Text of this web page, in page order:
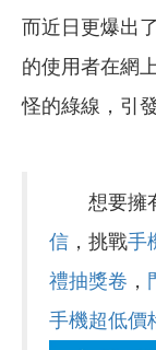
而近日更爆出
的使用者在網
怪的綠線，引
想要擁有
信 ，挑戰手
禮抽獎卷 ，
手機超低價